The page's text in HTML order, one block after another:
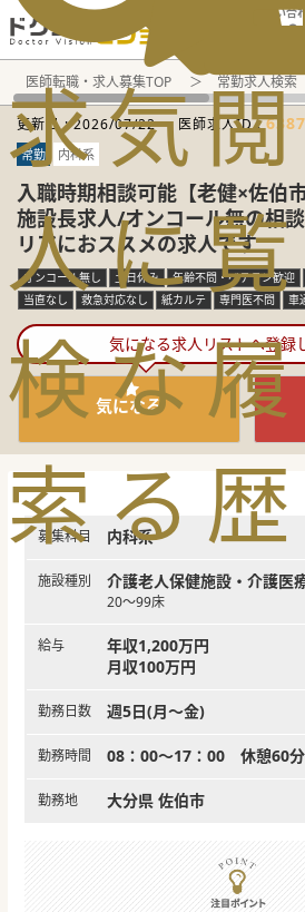
電話でのお問い
求
人
検
索
気
に
な
る
閲
覧
履
歴
医師転職・求人募集TOP 常勤求人検索
更新日 :2026/07/22 医師求人ID :
常勤 内科系
入職時期相談可能【老健×佐伯
施設長求人/オンコール無の相
リアにおススメの求人です
オンコール無し 土日休み 年齢不問・ベテラン歓迎
当直なし
救急対応なし 紙カルテ 専門医不問 車
気になる求人リストへ登録
気になる
募集科目 内科系
施設種別 介護老人保健施設・介護医
20～99床
給与
年収1,200万円
月収100万円
勤務日数 週5日(月～金)
勤務時間 08：00～17：00 休憩60分
勤務地 大分県 佐伯市